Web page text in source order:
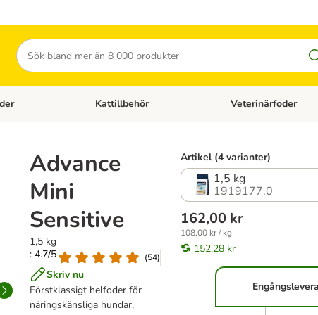
Sök
menu: HundtillbehörOpen category menu: Kattfoder
Kattillbehör Open category menu:
Veterinärfoder
Advance
Mini
Sensitive
1,5 kg
: 4.7/5
(54)
Skriv nu
Förstklassigt helfoder för
näringskänsliga hundar,
Artikel (4 varianter)
1,5 kg
1919177.0
162,00 kr
108,00 kr / kg
152,28 kr